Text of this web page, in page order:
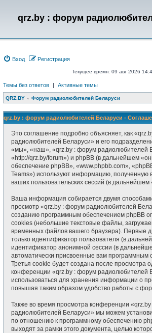
qrz.by : форум
Вход Регистрация
Текущее время: 09 авг 2026
Темы без ответов | Активные темы
QRZ.BY Форум радиолюбителей Беларуси
qrz.by : форум радиолюбителей Беларуси -
Это соглашение подробно объясняет, как
радиолюбителей Беларуси» и его
«мы», «наш», «qrz.by : форум радиолюбителей
«http://qrz.by/forum») и phpBB (в дальнейшем
обеспечение phpBB», «www.phpbb.com»,
Teams») используют информацию, полученную
ваших пользовательских сессий (в
Ваша информация собирается двумя
просмотр «qrz.by : форум радиолюбителей
созданию программным обеспечением phpBB
cookies (небольшие текстовые файлы,
временных файлов вашего браузера). Первые
только идентификатор пользователя (в
идентификатор анонимной сессии (в
автоматически присвоенные вам программным
Третья cookie будет создана после просмотра
конференции «qrz.by : форум радиолюбителей
использоваться для хранения информации о
повышая таким образом удобство работы с
Также во время просмотра конференции
радиолюбителей Беларуси» мы можем
по отношению к программному обеспечению
выходят за рамки этого документа, целью